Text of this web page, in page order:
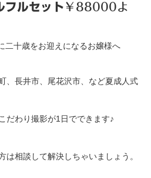
フルセット ￥88000よ
二十歳をお迎えになるお嬢様へ
、長井市、尾花沢市、など夏成人式
だわり撮影が1日でできます♪
は相談して解決しちゃいましょう。